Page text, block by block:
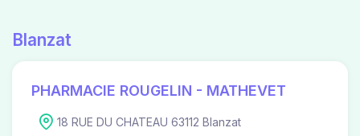
Blanzat
PHARMACIE ROUGELIN - MATHEVET
18 RUE DU CHATEAU 63112 Blanzat